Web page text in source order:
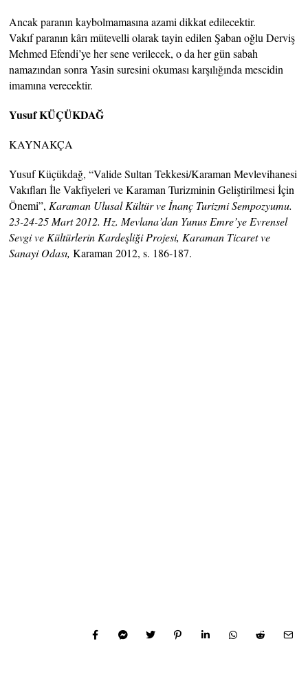
Ancak paranın kaybolmamasına azami dikkat edilecektir.
Vakıf paranın kârı mütevelli olarak tayin edilen Şaban oğlu Derviş
Mehmed Efendi’ye her sene verilecek, o da her gün sabah
namazından sonra Yasin suresini okuması karşılığında mescidin
imamına verecektir.
Yusuf KÜÇÜKDAĞ
KAYNAKÇA
Yusuf Küçükdağ, “Valide Sultan Tekkesi/Karaman Mevlevihanesi
Vakıfları İle Vakfiyeleri ve Karaman Turizminin Geliştirilmesi İçin
Önemi”, Karaman Ulusal Kültür ve İnanç Turizmi Sempozyumu.
23-24-25 Mart 2012. Hz. Mevlana’dan Yunus Emre’ye Evrensel
Sevgi ve Kültürlerin Kardeşliği Projesi, Karaman Ticaret ve
Sanayi Odası,Karaman 2012, s. 186-187.